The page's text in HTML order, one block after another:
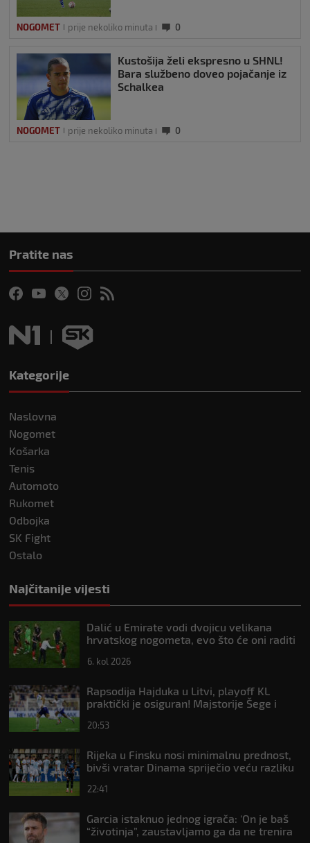
NOGOMET prije nekoliko minuta 0
Kustošija želi ekspresno u SHNL!
Bara službeno doveo pojačanje iz
Schalkea
NOGOMET prije nekoliko minuta 0
Pratite nas
Kategorije
Naslovna
Nogomet
Košarka
Tenis
Automoto
Rukomet
Odbojka
SK Fight
Ostalo
Najčitanije vijesti
Dalić u Emirate vodi dvojicu velikana
hrvatskog nogometa, evo što će oni raditi
6. kol 2026
Rapsodija Hajduka u Litvi, playoff KL
praktički je osiguran! Majstorije Šege i
20:53
Rijeka u Finsku nosi minimalnu prednost,
bivši vratar Dinama spriječio veću razliku
22:41
Garcia istaknuo jednog igrača: ‘On je baš
“životinja”, zaustavljamo ga da ne trenira